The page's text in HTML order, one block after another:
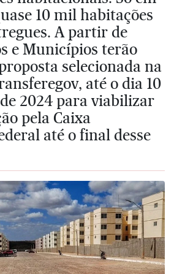
10 mil habitações
A partir de
e Municípios terão
selecionada na
até o dia 10
2024 para viabilizar
pela Caixa
até o final desse